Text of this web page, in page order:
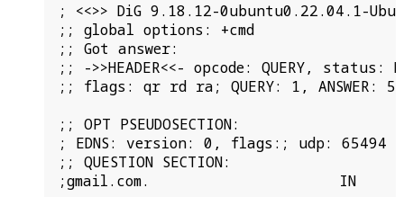
; <<>> DiG 9.18.12-0ubuntu0.22.04.1-
;; global options: +cmd
;; Got answer:
;; ->>HEADER<<- opcode: QUERY, status:
;; flags: qr rd ra; QUERY: 1, ANSWER: 5,
;; OPT PSEUDOSECTION:
; EDNS: version: 0, flags:; udp: 65494
;; QUESTION SECTION:
;gmail.com.                     IN